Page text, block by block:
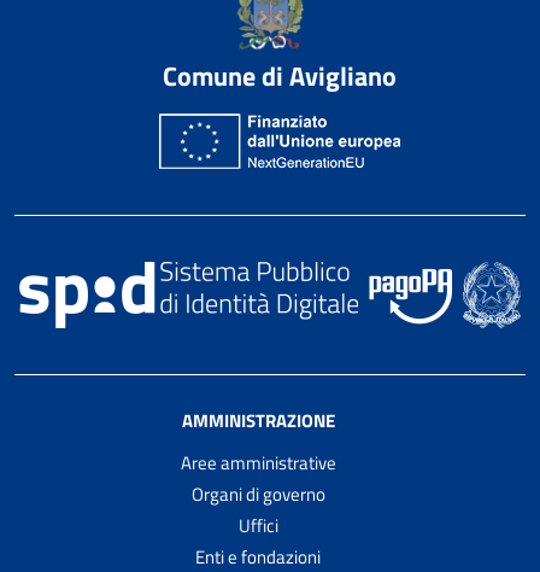
Comune di Avigliano
AMMINISTRAZIONE
Aree amministrative
Organi di governo
Uffici
Enti e fondazioni